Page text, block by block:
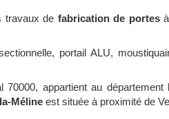
travaux de fabrication de portesà
portail ALU,
70000, appartient au département
Méline est située à proximité de